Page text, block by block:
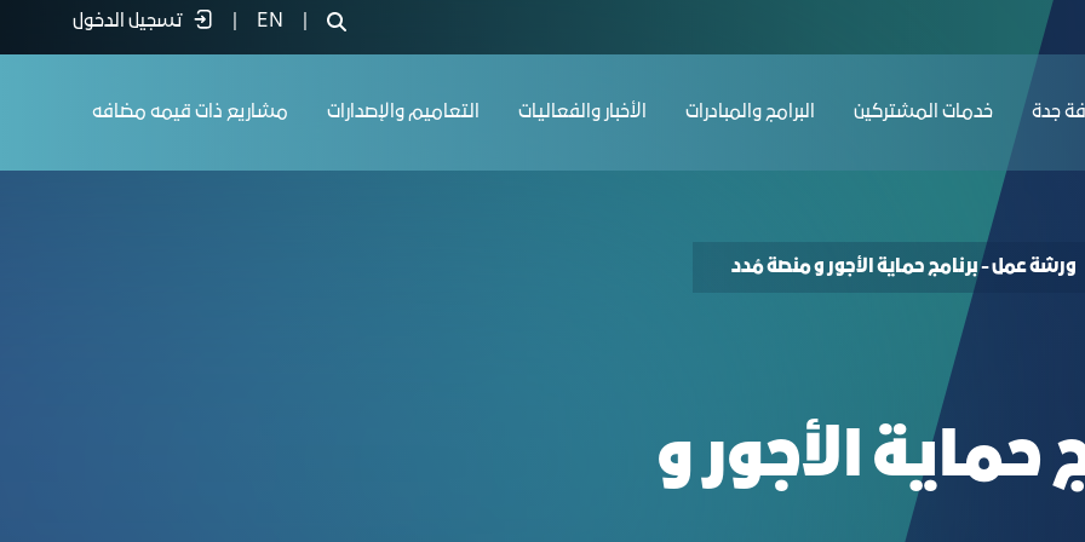
غرفة جدة EN تسجيل الدخول
ﺟﺪة ﺧﺪﻣﺎت المشتركين البرامج والمبادرات الأخبار والفعاليات التعاميم والإصدارات مشاريع ذات قيمه مضافه
ورشة عمل - برنامج حماية الأجور و منصة مُدد
الأجور و